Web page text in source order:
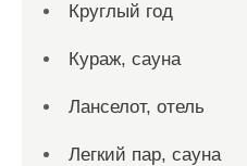
Круглый год
Кураж, сауна
Ланселот, отель
Легкий пар, сауна